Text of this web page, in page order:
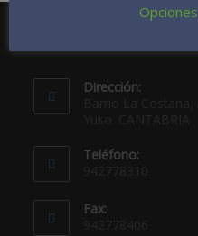
Dirección:
Teléfono:
Fax:
Opciones